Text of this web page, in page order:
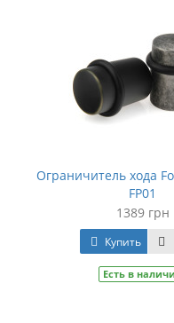
Ограничитель хода
FP01
1389 грн
Купить
Есть в